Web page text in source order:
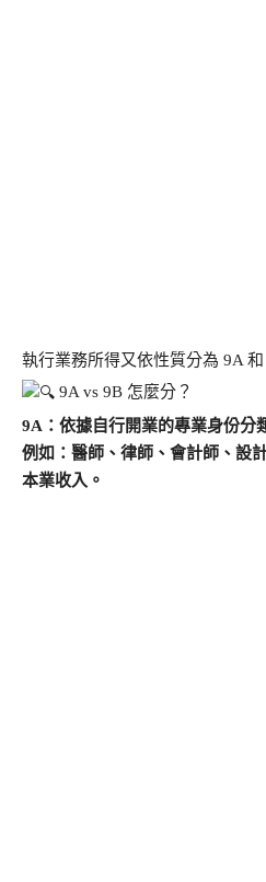
執行業務所得又依性質分為 9A 和
9A vs 9B 怎麼分？
9A：依據自行開業的專業身份分
例如：醫師、律師、會計師、設
本業收入。